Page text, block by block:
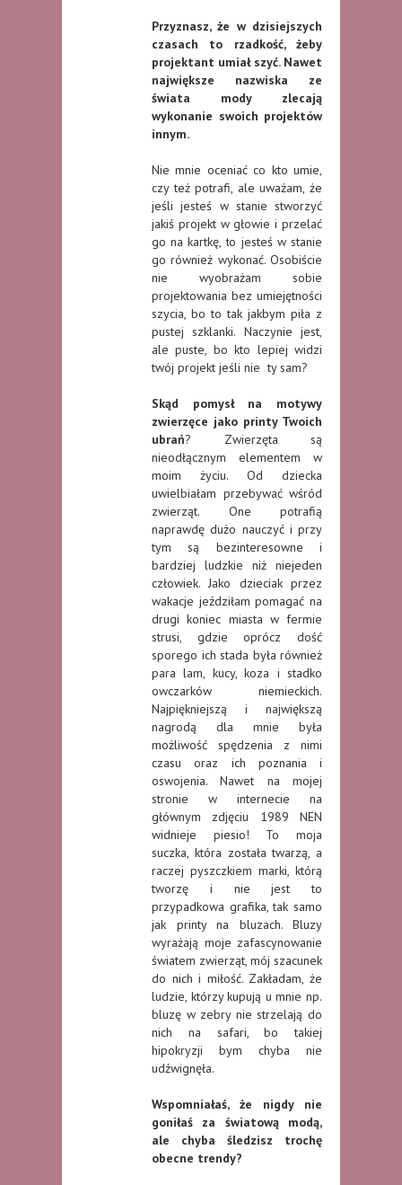
Przyznasz, że w dzisiejszych
czasach to rzadkość, żeby
projektant umiał szyć. Nawet
największe nazwiska ze
świata mody zlecają
wykonanie swoich projektów
innym.
Nie mnie oceniać co kto umie,
czy też potrafi, ale uważam, że
jeśli jesteś w stanie stworzyć
jakiś projekt w głowie i przelać
go na kartkę, to jesteś w stanie
go również wykonać. Osobiście
nie wyobrażam sobie
projektowania bez umiejętności
szycia, bo to tak jakbym piła z
pustej szklanki. Naczynie jest,
ale puste, bo kto lepiej widzi
twój projekt jeśli nie ty sam?
Skąd pomysł na motywy
zwierzęce jako printy Twoich
ubrań? Zwierzęta są
nieodłącznym elementem w
moim życiu. Od dziecka
uwielbiałam przebywać wśród
zwierząt. One potrafią
naprawdę dużo nauczyć i przy
tym są bezinteresowne i
bardziej ludzkie niż niejeden
człowiek. Jako dzieciak przez
wakacje jeździłam pomagać na
drugi koniec miasta w fermie
strusi, gdzie oprócz dość
sporego ich stada była również
para lam, kucy, koza i stadko
owczarków niemieckich.
Najpiękniejszą i największą
nagrodą dla mnie była
możliwość spędzenia z nimi
czasu oraz ich poznania i
oswojenia. Nawet na mojej
stronie w internecie na
głównym zdjęciu 1989 NEN
widnieje piesio! To moja
suczka, która została twarzą, a
raczej pyszczkiem marki, którą
tworzę i nie jest to
przypadkowa grafika, tak samo
jak printy na bluzach. Bluzy
wyrażają moje zafascynowanie
światem zwierząt, mój szacunek
do nich i miłość. Zakładam, że
ludzie, którzy kupują u mnie np.
bluzę w zebry nie strzelają do
nich na safari, bo takiej
hipokryzji bym chyba nie
udźwignęła.
Wspomniałaś, że nigdy nie
goniłaś za światową modą,
ale chyba śledzisz trochę
obecne trendy?